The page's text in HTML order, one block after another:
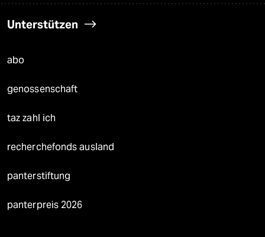
Unterstützen
abo
genossenschaft
taz zahl ich
recherchefonds ausland
panterstiftung
panterpreis 2026